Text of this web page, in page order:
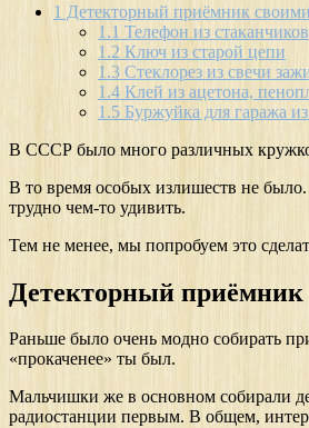
1 Детекторный приёмник
1.1 Телефон из стаканчиков
1.2 Ключ из старой цепи
1.3 Стеклорез из свечи
1.4 Клей из ацетона,
1.5 Буржуйка для гаража
В СССР было много различных
В то время особых излишеств не было.
трудно чем-то удивить.
Тем не менее, мы попробуем это
Детекторный
Раньше было очень модно собирать
«прокаченее» ты был.
Мальчишки же в основном собирали
радиостанции первым. В общем,